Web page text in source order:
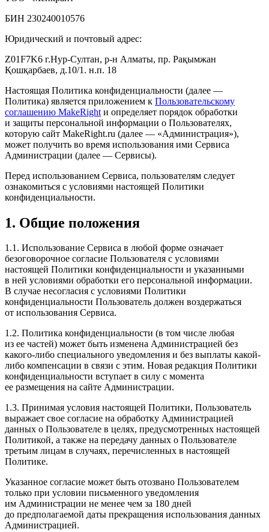
БИН 230240010576
Юридический и почтовый адрес:
Z01F7K6 г.Нур-Султан, р-н Алматы, пр. Рақымжан
Қошқарбаев, д.10/1. н.п. 18
Настоящая Политика конфиденциальности (далее —
Политика) является приложением к Пользовательскому
соглашению MakeRight и определяет порядок обработки
и защиты персональной информации о Пользователях,
которую сайт MakeRight.ru (далее — «Администрация»),
может получить во время использования ими Cервиса
Администрации (далее — Сервисы).
Перед использованием Сервиса, пользователям следует
ознакомиться с условиями настоящей Политики
конфиденциальности.
1. Общие положения
1.1. Использование Сервиса в любой форме означает
безоговорочное согласие Пользователя с условиями
настоящей Политики конфиденциальности и указанными
в ней условиями обработки его персональной информации.
В случае несогласия с условиями Политики
конфиденциальности Пользователь должен воздержаться
от использования Сервиса.
1.2. Политика конфиденциальности (в том числе любая
из ее частей) может быть изменена Администрацией без
какого-либо специального уведомления и без выплаты какой-
либо компенсации в связи с этим. Новая редакция Политики
конфиденциальности вступает в силу с момента
ее размещения на сайте Администрации.
1.3. Принимая условия настоящей Политики, Пользователь
выражает свое согласие на обработку Администрацией
данных о Пользователе в целях, предусмотренных настоящей
Политикой, а также на передачу данных о Пользователе
третьим лицам в случаях, перечисленных в настоящей
Политике.
Указанное согласие может быть отозвано Пользователем
только при условии письменного уведомления
им Администрации не менее чем за 180 дней
до предполагаемой даты прекращения использования данных
Администрацией.